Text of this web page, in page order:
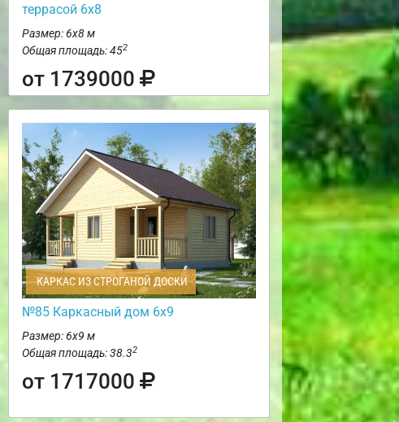
террасой 6х8
Размер: 6х8 м
Общая площадь: 452
от 1739000
КАРКАС ИЗ СТРОГАНОЙ ДОСКИ
№85 Каркасный дом 6х9
Размер: 6х9 м
Общая площадь: 38.32
от 1717000